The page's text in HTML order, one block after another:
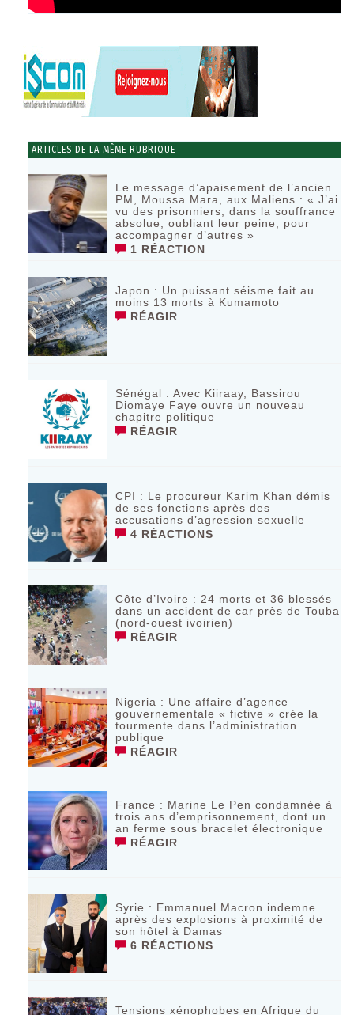
ARTICLES DE LA MÊME RUBRIQUE
Le message d’apaisement de l’ancien
PM, Moussa Mara, aux Maliens : « J’ai
vu des prisonniers, dans la souffrance
absolue, oubliant leur peine, pour
accompagner d’autres »
1 RÉACTION
‎Japon : Un puissant séisme fait au
moins 13 morts à Kumamoto ‎
RÉAGIR
Sénégal : Avec Kiiraay, Bassirou
Diomaye Faye ouvre un nouveau
chapitre politique
RÉAGIR
CPI : Le procureur Karim Khan démis
de ses fonctions après des
accusations d’agression sexuelle
4 RÉACTIONS
Côte d’Ivoire : 24 morts et 36 blessés
dans un accident de car près de Touba
(nord-ouest ivoirien)
RÉAGIR
Nigeria : Une affaire d’agence
gouvernementale « fictive » crée la
tourmente dans l’administration
publique
RÉAGIR
France : Marine Le Pen condamnée à
trois ans d’emprisonnement, dont un
an ferme sous bracelet électronique
RÉAGIR
Syrie : Emmanuel Macron indemne
après des explosions à proximité de
son hôtel à Damas
6 RÉACTIONS
Tensions xénophobes en Afrique du